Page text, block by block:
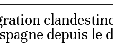
depuis le